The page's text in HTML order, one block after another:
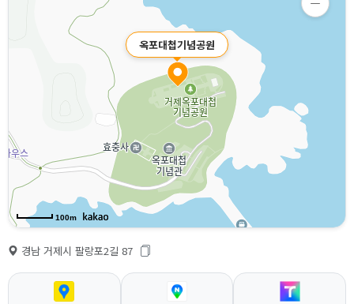
옥포대첩기념공원
100m
경남 거제시 팔랑포2길 87